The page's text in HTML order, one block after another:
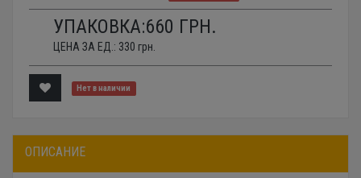
УПАКОВКА:660 ГРН.
ЦЕНА ЗА ЕД.: 330 грн.
Нет в наличии
ОПИСАНИЕ